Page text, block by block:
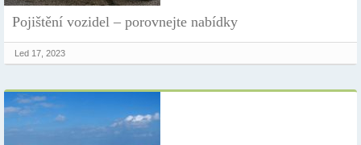
Pojištění vozidel – porovnejte nabídky
Led 17, 2023